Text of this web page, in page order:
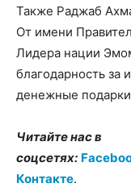
Также Раджаб
От имени
Лидера нации
благодарность за
денежные
Читайте нас в
соцсетях:
Контакте.